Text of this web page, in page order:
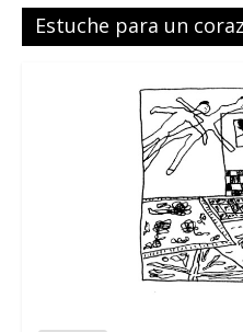
Estuche para un